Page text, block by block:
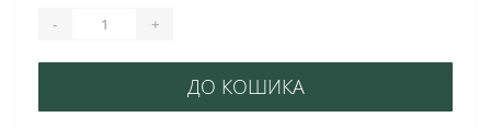
- +
ДО КОШИКА